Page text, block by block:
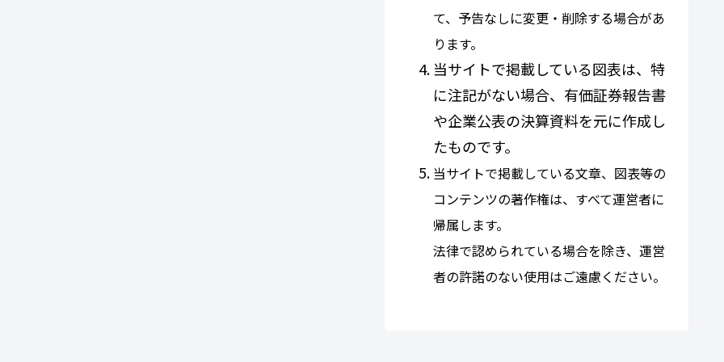
て、予告なしに変更・削除する場合があ
ります。
当サイトで掲載している図表は、特
に注記がない場合、有価証券報告書
や企業公表の決算資料を元に作成し
たものです。
当サイトで掲載している文章、図表等の
コンテンツの著作権は、すべて運営者に
帰属します。
法律で認められている場合を除き、運営
者の許諾のない使用はご遠慮ください。